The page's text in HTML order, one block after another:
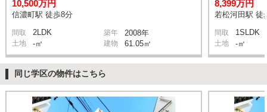
10,500万円
信濃町駅 徒歩8分
間取 2LDK 築年 2008年
土地 -㎡ 建物 61.05㎡
8,399万円
若松河田駅 徒
間取 1SLDK
土地 -㎡
同じ学区の物件はこちら